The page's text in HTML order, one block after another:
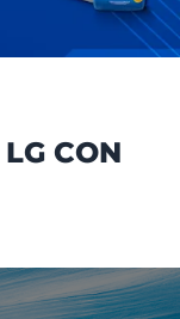
CON